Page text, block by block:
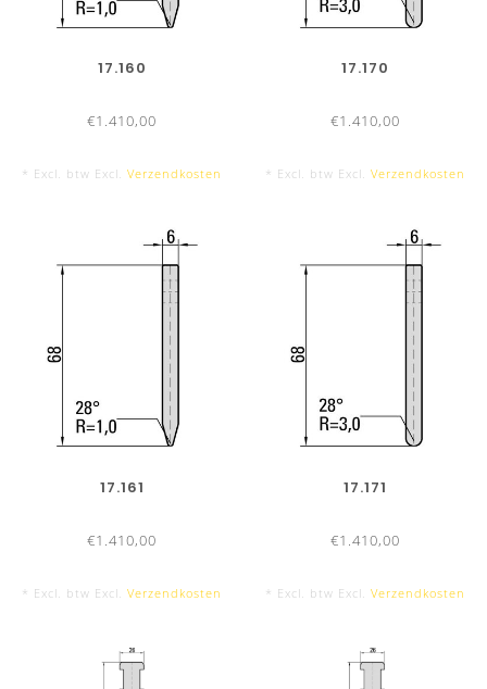
17.160
€1.410,00
* Excl. btw Excl. Verzendkosten
17.170
€1.410,00
* Excl. btw Excl. Verzendkosten
17.161
€1.410,00
* Excl. btw Excl. Verzendkosten
17.171
€1.410,00
* Excl. btw Excl. Verzendkosten